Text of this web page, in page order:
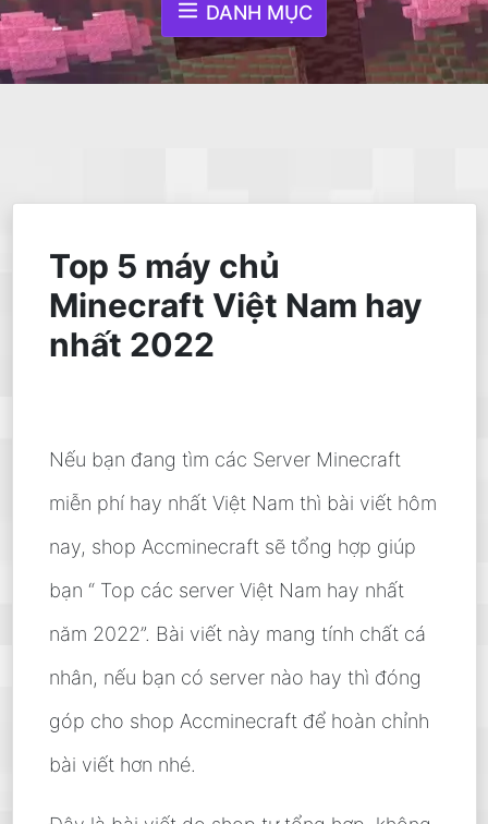
DANH MỤC
Top 5 máy chủ
Minecraft Việt Nam hay
nhất 2022
Nếu bạn đang tìm các Server Minecraft
miễn phí hay nhất Việt Nam thì bài viết hôm
nay, shop Accminecraft sẽ tổng hợp giúp
bạn “ Top các server Việt Nam hay nhất
năm 2022”. Bài viết này mang tính chất cá
nhân, nếu bạn có server nào hay thì đóng
góp cho shop Accminecraft để hoàn chỉnh
bài viết hơn nhé.